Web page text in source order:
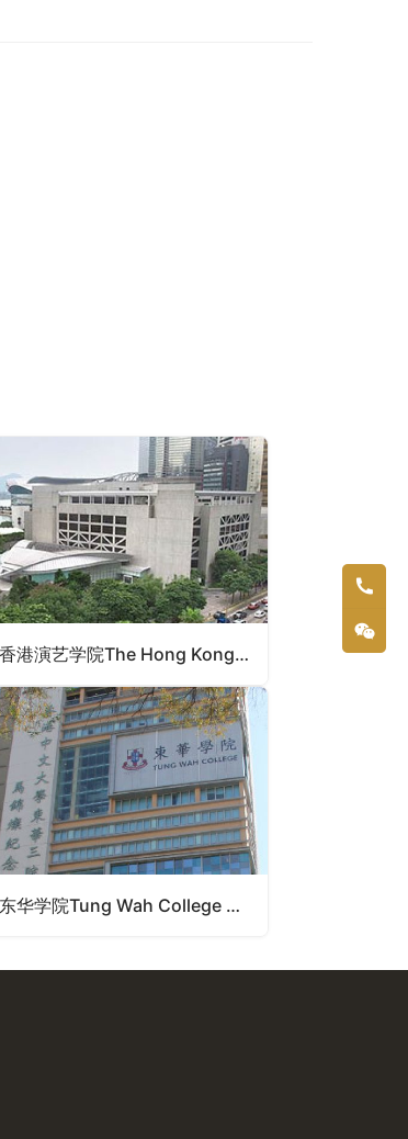
香港演艺学院The Hong Kong Academy for Performing Arts （香港法定院校）
东华学院Tung Wah College （香港认可专上学院）